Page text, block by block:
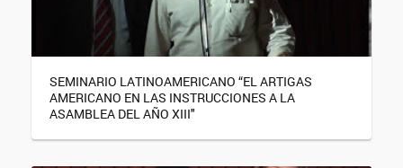
SEMINARIO LATINOAMERICANO “EL ARTIGAS
AMERICANO EN LAS INSTRUCCIONES A LA
ASAMBLEA DEL AÑO XIII"